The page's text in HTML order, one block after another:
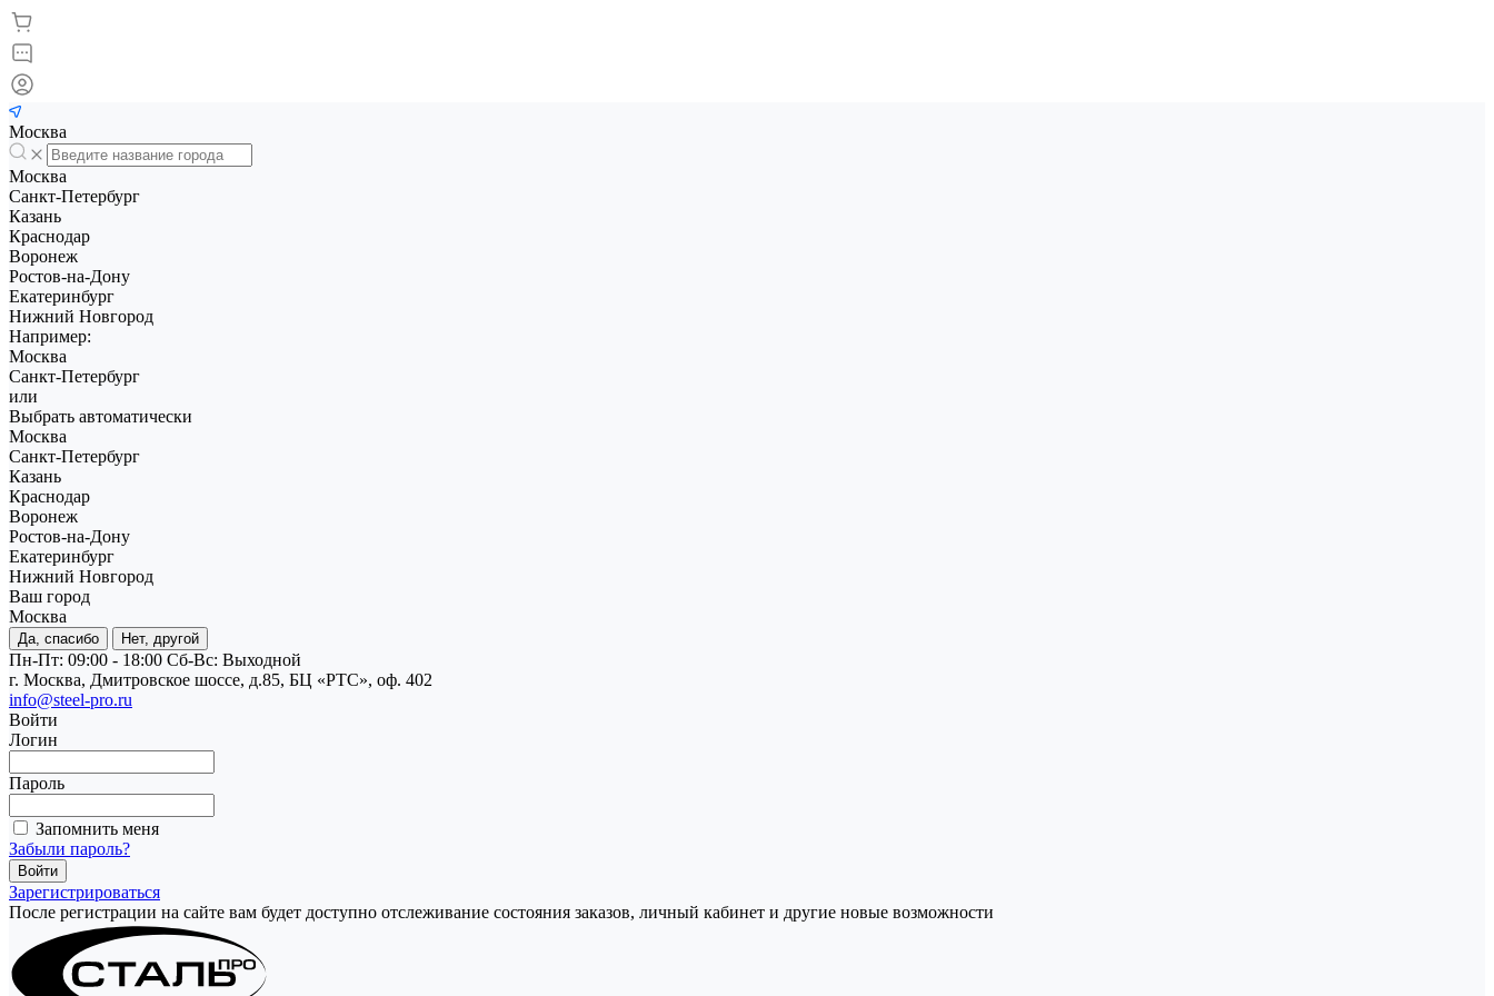
Москва
Москва
Санкт-Петербург
Казань
Краснодар
Воронеж
Ростов-на-Дону
Екатеринбург
Нижний Новгород
Например:
Москва
Санкт-Петербург
или
Выбрать автоматически
Москва
Санкт-Петербург
Казань
Краснодар
Воронеж
Ростов-на-Дону
Екатеринбург
Нижний Новгород
Ваш город
Москва
Да, спасибо Нет, другой
Пн-Пт: 09:00 - 18:00 Cб-Вс: Выходной
г. Москва, Дмитровское шоссе, д.85, БЦ «РТС», оф. 402
info@steel-pro.ru
Войти
Логин
Пароль
Запомнить меня
Забыли пароль?
Зарегистрироваться
После регистрации на сайте вам будет доступно отслеживание состояния заказов, личный кабинет и другие новые возможности